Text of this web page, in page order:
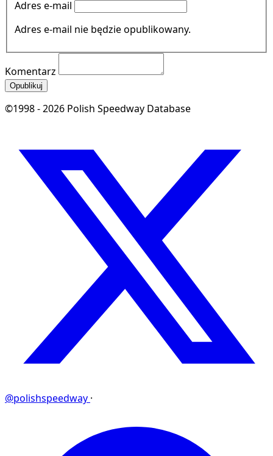
Adres e-mail
Adres e-mail nie będzie opublikowany.
Komentarz
Opublikuj
©1998 - 2026 Polish Speedway Database
@polishspeedway ·